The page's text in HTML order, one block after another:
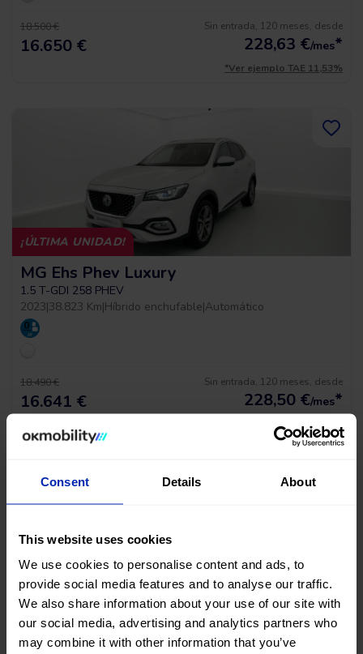
Consent Details About
This website uses cookies
We use cookies to personalise content and ads, to
provide social media features and to analyse our traffic.
We also share information about your use of our site with
our social media, advertising and analytics partners who
may combine it with other information that you’ve
18.500 €
16.650 €
Sin entrada, 120 meses, desde
228,63 €/mes*
*Ver ejemplo TAE 11,53%
¡ÚLTIMA UNIDAD!
MG Ehs Phev Luxury
1.5 T-GDI 258 PHEV
2023|38.823 Km|Híbrido enchufable|Automático
18.490 €
16.641 €
Sin entrada, 120 meses, desde
228,50 €/mes*
*Ver ejemplo TAE 11,53%
¡ÚLTIMA UNIDAD!
Toyota C-hr Business Edition
1.8 E-CVT 125H